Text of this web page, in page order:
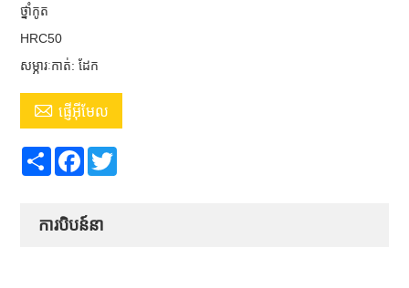
ថ្នាំកូត
HRC50
សម្ភារៈកាត់: ដែក
 ផ្ញើអ៊ីមែល
ShareFacebook
ការបិបន៍នា